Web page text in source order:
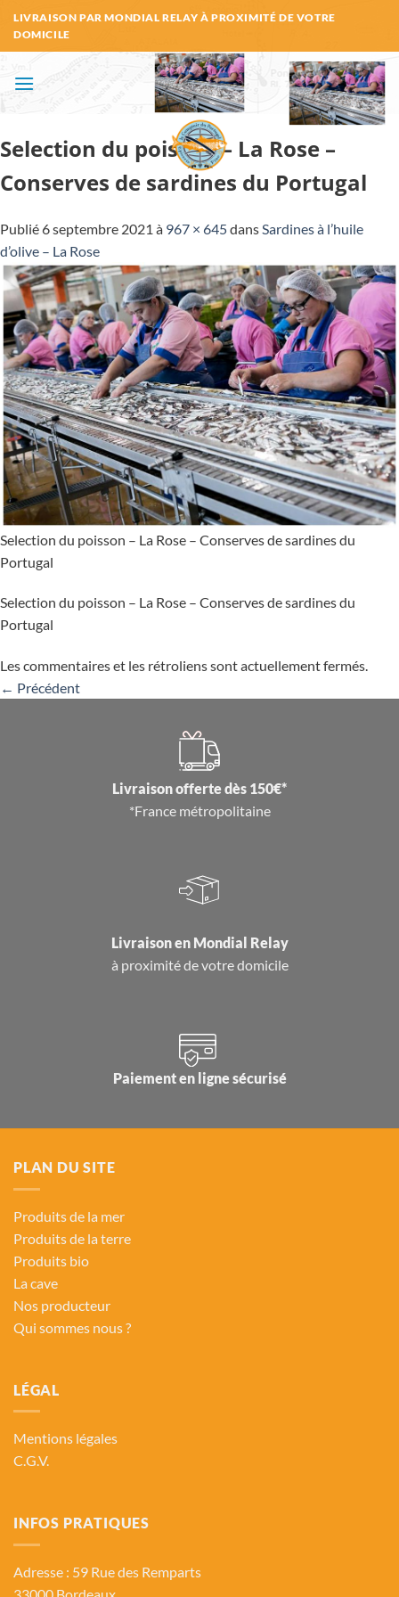
Passer
au
contenu
LIVRAISON PAR MONDIAL RELAY À PROXIMITÉ DE VOTRE
DOMICILE
Selection du poisson – La Rose –
Conserves de sardines du Portugal
Publié 6 septembre 2021 à 967 × 645dansSardines à l’huile
d’olive – La Rose
Selection du poisson – La Rose – Conserves de sardines du
Portugal
Selection du poisson – La Rose – Conserves de sardines du
Portugal
Les commentaires et les rétroliens sont actuellement fermés.
← Précédent
Livraison offerte dès 150€*
*France métropolitaine
Livraison en Mondial Relay
à proximité de votre domicile
Paiement en ligne sécurisé
PLAN DU SITE
Produits de la mer
Produits de la terre
Produits bio
La cave
Nos producteur
Qui sommes nous ?
LÉGAL
Mentions légales
C.G.V.
INFOS PRATIQUES
Adresse : 59 Rue des Remparts
33000 Bordeaux